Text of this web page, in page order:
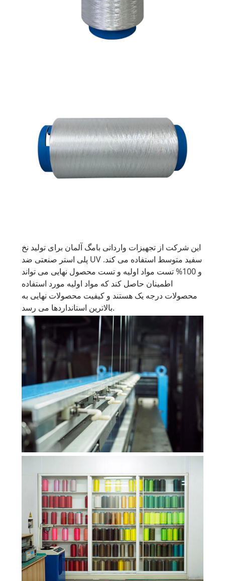
این شرکت از تجهیزات وارداتی بامگ آلمان برای تولید نخ
پلی استر صنعتی ضد UV سفید متوسط ​​استفاده می کند.
و 100% تست مواد اولیه و تست محصول نهایی می تواند
اطمینان حاصل کند که مواد اولیه مورد استفاده
محصولات درجه یک هستند و کیفیت محصولات نهایی به
بالاترین استانداردها می رسد.